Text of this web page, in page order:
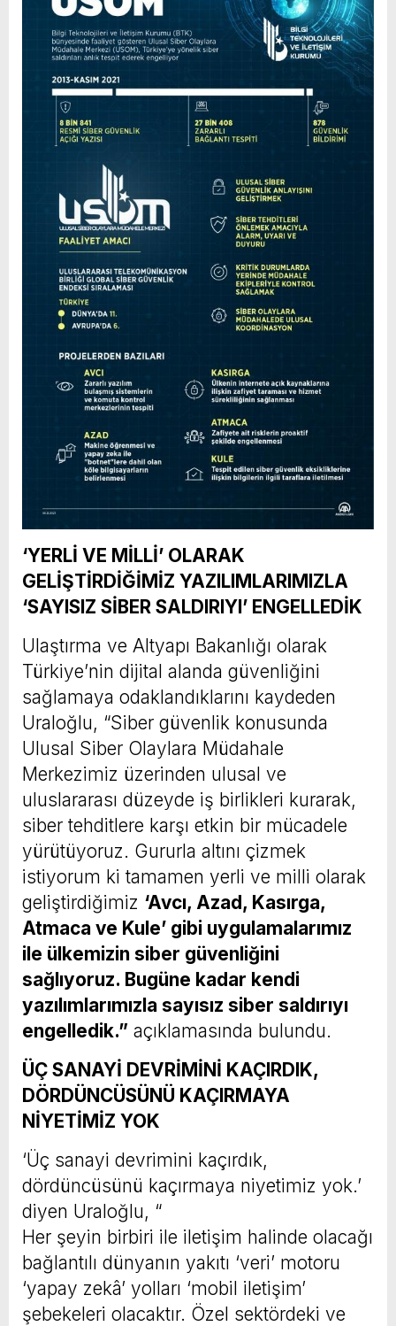
‘YERLİ VE MİLLİ’ OLARAK
GELİŞTİRDİĞİMİZ YAZILIMLARIMIZLA
‘SAYISIZ SİBER SALDIRIYI’ ENGELLEDİK
Ulaştırma ve Altyapı Bakanlığı olarak
Türkiye’nin dijital alanda güvenliğini
sağlamaya odaklandıklarını kaydeden
Uraloğlu, “Siber güvenlik konusunda
Ulusal Siber Olaylara Müdahale
Merkezimiz üzerinden ulusal ve
uluslararası düzeyde iş birlikleri kurarak,
siber tehditlere karşı etkin bir mücadele
yürütüyoruz. Gururla altını çizmek
istiyorum ki tamamen yerli ve milli olarak
geliştirdiğimiz ‘Avcı, Azad, Kasırga,
Atmaca ve Kule’ gibi uygulamalarımız
ile ülkemizin siber güvenliğini
sağlıyoruz. Bugüne kadar kendi
yazılımlarımızla sayısız siber saldırıyı
engelledik.” açıklamasında bulundu.
ÜÇ SANAYİ DEVRİMİNİ KAÇIRDIK,
DÖRDÜNCÜSÜNÜ KAÇIRMAYA
NİYETİMİZ YOK
‘Üç sanayi devrimini kaçırdık,
dördüncüsünü kaçırmaya niyetimiz yok.’
diyen Uraloğlu, “
Her şeyin birbiri ile iletişim halinde olacağı
bağlantılı dünyanın yakıtı ‘veri’ motoru
‘yapay zekâ’ yolları ‘mobil iletişim’
şebekeleri olacaktır. Özel sektördeki ve